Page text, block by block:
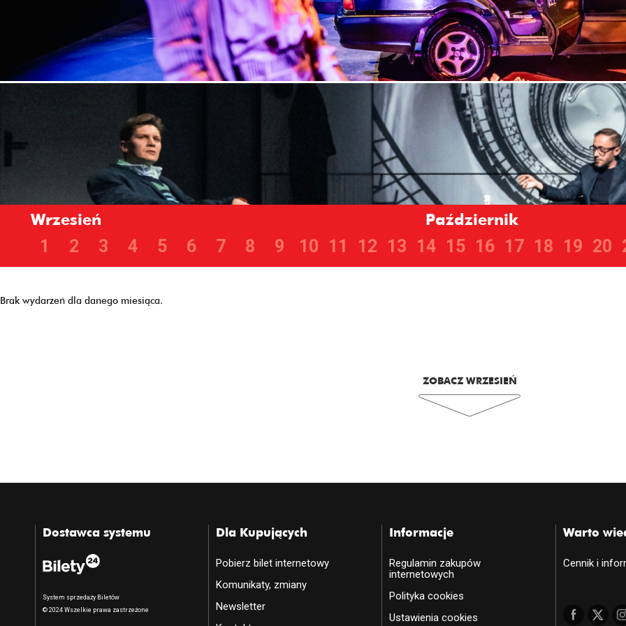
Wrzesień Październik
1 2 3 4 5 6 7 8 9 10 11 12 13 14 15 16 17 18 19 20
Brak wydarzeń dla danego miesiąca.
ZOBACZ WRZESIEŃ
Dostawca systemu
System sprzedaży Biletów
© 2024 Wszelkie prawa zastrzeżone
Dla Kupujących
Pobierz bilet internetowy
Komunikaty, zmiany
Newsletter
Informacje
Regulamin zakupów
internetowych
Polityka cookies
Ustawienia cookies
Warto
Cennik i